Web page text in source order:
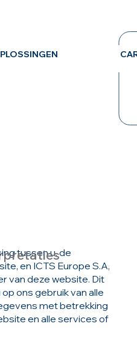
tussen u, de
en ICTS Europe S.A,
van deze website. Dit
ons gebruik van alle
met betrekking
en alle services of